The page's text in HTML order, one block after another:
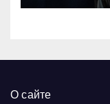
О сайте